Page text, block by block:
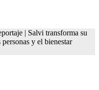
| Salvi transforma su
y el bienestar